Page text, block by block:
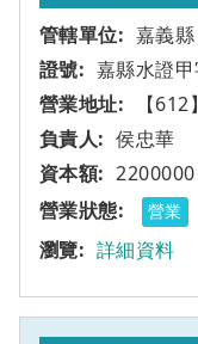
嘉義縣
嘉縣水證
【
侯忠華
2200000
營業
詳細資料